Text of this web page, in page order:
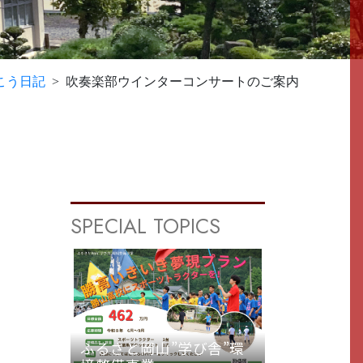
う日記 吹奏楽部ウインターコンサートのご案内
SPECIAL TOPICS
ふるさと岡山”学び舎”環